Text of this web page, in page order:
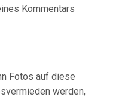
Kommentars
Fotos auf diese
werden,